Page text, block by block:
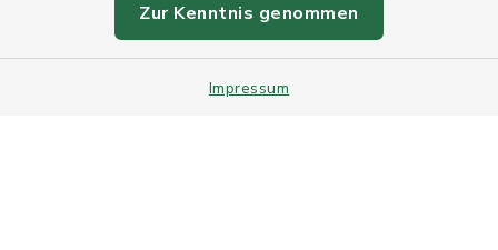
Zur Kenntnis genommen
Impressum
Sitemap
Intranet